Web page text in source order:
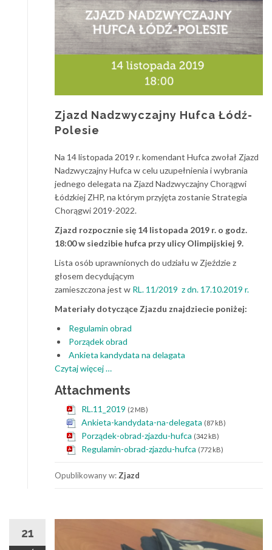
Zjazd Nadzwyczajny Hufca Łódź-
Polesie
Na 14 listopada 2019 r. komendant Hufca zwołał Zjazd
Nadzwyczajny Hufca w celu uzupełnienia i wybrania
jednego delegata na Zjazd Nadzwyczajny Chorągwi
Łódzkiej ZHP, na którym przyjęta zostanie Strategia
Chorągwi 2019-2022.
Zjazd rozpocznie się 14 listopada 2019 r. o godz.
18:00 w siedzibie hufca przy ulicy Olimpijskiej 9.
Lista osób uprawnionych do udziału w Zjeździe z
głosem decydującym
zamieszczona jest w RL. 11/2019 z dn. 17.10.2019 r.
Materiały dotyczące Zjazdu znajdziecie poniżej:
Regulamin obrad
Porządek obrad
Ankieta kandydata na delagata
Czytaj więcej
Nadzwyczajny
Hufca
Łódź-
Polesie
…
Attachments
RL.11_2019 (2 MB)
Ankieta-kandydata-na-delegata (87 kB)
Porządek-obrad-zjazdu-hufca (342 kB)
Regulamin-obrad-zjazdu-hufca (772 kB)
Opublikowany w:Zjazd
21